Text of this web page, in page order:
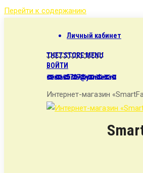
Перейти к содержанию
Личный кабинет
THE7 STORE MENU
ВОЙТИ
semax5707@yandex.ru
Интернет-магазин